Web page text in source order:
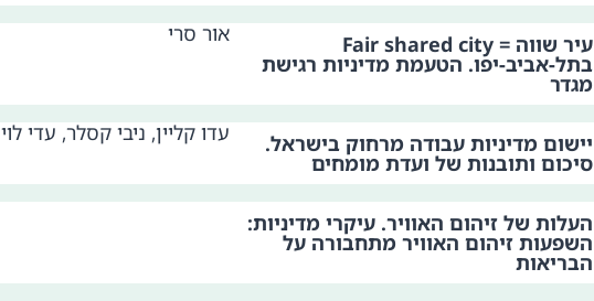
עיר שווה = Fair shared city
בתל-אביב-יפו. הטעמת מדיניות רגישת
מגדר
אור סרי
יישום מדיניות עבודה מרחוק בישראל.
סיכום ותובנות של ועדת מומחים
עדו קליין, ניבי קסלר, עדי לוי
העלות של זיהום האוויר. עיקרי מדיניות:
השפעות זיהום האוויר מתחבורה על
הבריאות